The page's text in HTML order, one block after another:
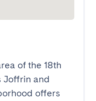
of the 18th
Joffrin and
offers